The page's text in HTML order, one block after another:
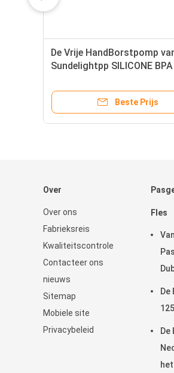
De Vrije HandBorstpomp
Sundelightpp SILICONE
Beste Prijs
Over
Over ons
Fabrieksreis
Kwaliteitscontrole
Contacteer ons
nieuws
Sitemap
Mobiele site
Privacybeleid
Fles
De
De